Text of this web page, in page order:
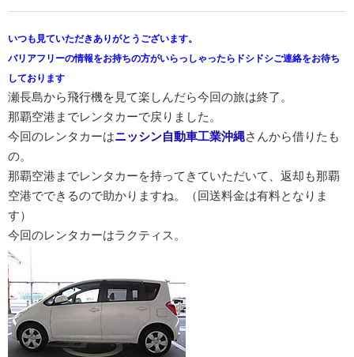
いつも見ていただきありがとうございます。
バリアフリーの情報をお持ちの方がいらっしゃったらドシドシご連絡をお待ち
しております
瀬長島から飛行機を見て楽しんだら今回の旅は終了。
那覇空港までレンタカーで戻りました。
今回のレンタカーはニッシン自動車工業沖縄さんから借りたも
の。
那覇空港までレンタカーを持ってきていただいて、返却も那覇
空港でできるので助かりますね。（回送料金は有料となりま
す）
今回のレンタカーはラクティス。